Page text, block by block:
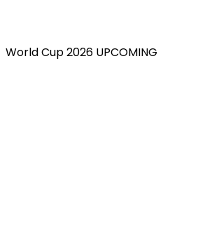
World Cup 2026 UPCOMING